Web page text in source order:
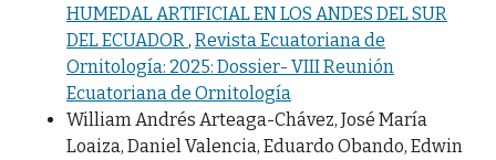
HUMEDAL ARTIFICIAL EN LOS ANDES DEL SUR
DEL ECUADOR , Revista Ecuatoriana de
Ornitología: 2025: Dossier- VIII Reunión
Ecuatoriana de Ornitología
William Andrés Arteaga-Chávez, José María
Loaiza, Daniel Valencia, Eduardo Obando, Edwin